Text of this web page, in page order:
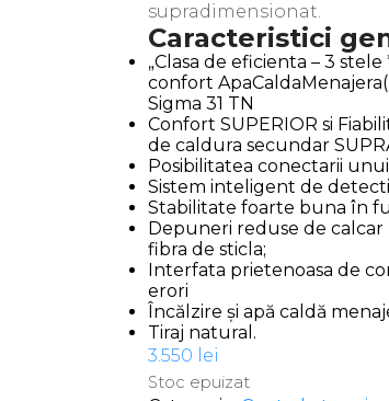
supradimensionat.
Caracteristici
„Clasa de eficienta – 3
confort
Sigma 31 TN
Confort SUPERIOR si
de caldura secundar
Posibilitatea conectarii
Sistem inteligent de
Stabilitate foarte buna în
Depuneri reduse de
fibra de sticla;
Interfata prietenoasa de
erori
Încălzire și apă caldă
Tiraj natural.
3.550 lei
Stoc epuizat